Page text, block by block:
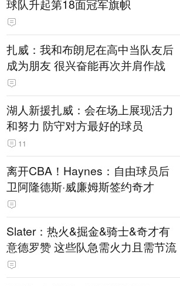
球队升起第18面冠军旗帜
扎威：我和布朗尼在高中当队友后
成为朋友 很兴奋能再次并肩作战
湖人新援扎威：会在场上展现活力
和努力 防守对方最好的球员
11
离开CBA！Haynes：自由球员后
卫阿隆德斯·威廉姆斯签约奇才
Slater：热火&掘金&骑士&奇才有
意德罗赞 这些队急需火力且需节流